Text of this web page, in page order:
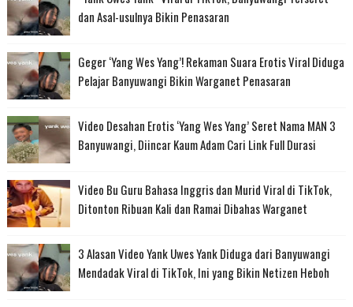
dan Asal-usulnya Bikin Penasaran
Geger ‘Yang Wes Yang’! Rekaman Suara Erotis Viral Diduga
Pelajar Banyuwangi Bikin Warganet Penasaran
Video Desahan Erotis ‘Yang Wes Yang’ Seret Nama MAN 3
Banyuwangi, Diincar Kaum Adam Cari Link Full Durasi
Video Bu Guru Bahasa Inggris dan Murid Viral di TikTok,
Ditonton Ribuan Kali dan Ramai Dibahas Warganet
3 Alasan Video Yank Uwes Yank Diduga dari Banyuwangi
Mendadak Viral di TikTok, Ini yang Bikin Netizen Heboh